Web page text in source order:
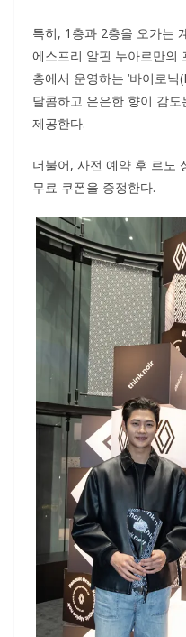
특히, 1층과 2층을 오가는
에스프리 알핀 누아르만의
층에서 운영하는 ‘바이로닉
달콤하고 은은한 향이 감
제공한다.
더불어, 사전 예약 후 르노
무료 쿠폰을 증정한다.